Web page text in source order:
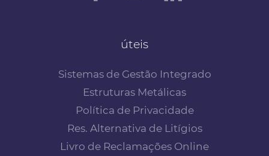
úteis
Sistemas de Gestão Integrado
Estruturas Metálicas
Política de Privacidade
Res. Alternativa de Litígios
Livro de Reclamações Online